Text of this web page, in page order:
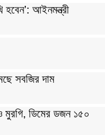
আইনমন্ত্রী
সবজির দাম
মুরগি, ডিমের ডজন ১৫০